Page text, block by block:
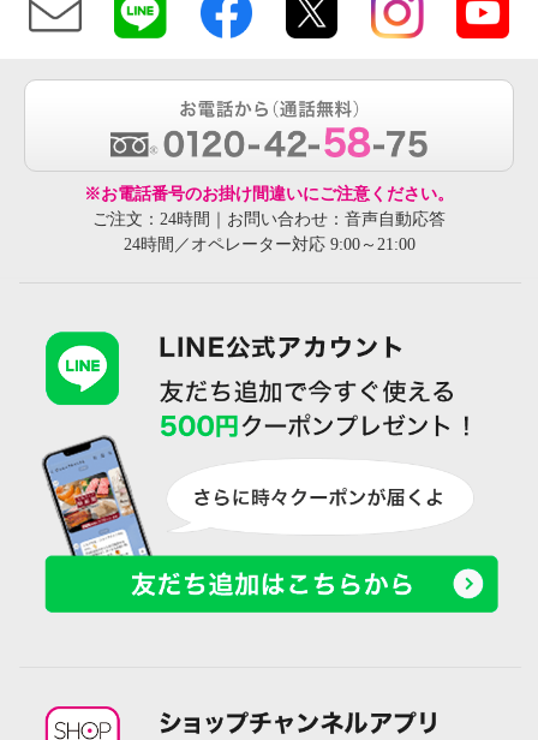
※お電話番号のお掛け間違いにご注意ください。
ご注文：24時間｜お問い合わせ：音声自動応答
24時間／オペレーター対応 9:00～21:00